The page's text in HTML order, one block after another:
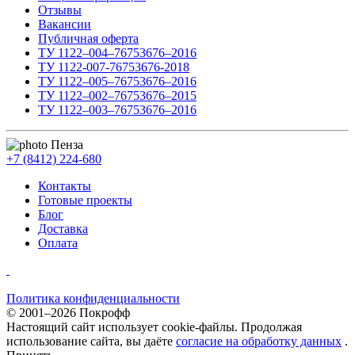
Отзывы
Вакансии
Публичная оферта
ТУ 1122–004–76753676–2016
ТУ 1122-007-76753676-2018
ТУ 1122–005–76753676–2016
ТУ 1122–002–76753676–2015
ТУ 1122–003–76753676–2016
Пенза
+7 (8412) 224-680
Контакты
Готовые проекты
Блог
Доставка
Оплата
Политика конфиденциальности
© 2001–2026 Покрофф
Настоящий сайт использует cookie-файлы. Продолжая
использование сайта, вы даёте согласие на обработку данных .